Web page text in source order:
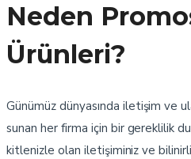
Neden
Ürünleri?
Günümüz dünyasında iletişim ve
sunan her firma için bir gereklilik
kitlenizle olan iletişiminiz ve